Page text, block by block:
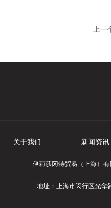
上一
关于我们 新闻资讯
伊莉莎冈特贸易（上海）
地址：上海市闵行区光